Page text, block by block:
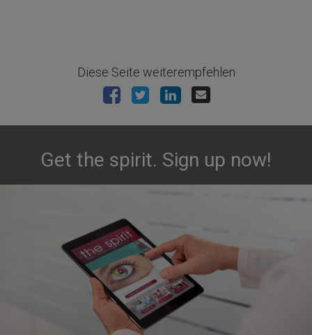
Diese Seite weiterempfehlen
Get the spirit. Sign up now!